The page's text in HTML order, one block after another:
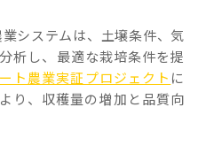
システムは、土壌条件、気
析し、最適な栽培条件を提
ト農業実証プロジェクト に
り、収穫量の増加と品質向